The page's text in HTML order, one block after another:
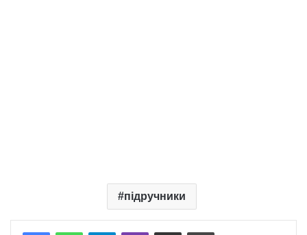
підручники
TelegramViber Надіслати електронною поштоюНадрукувати